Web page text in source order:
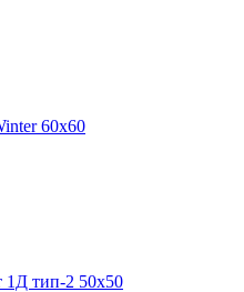
60х60
1Д тип-2 50x50